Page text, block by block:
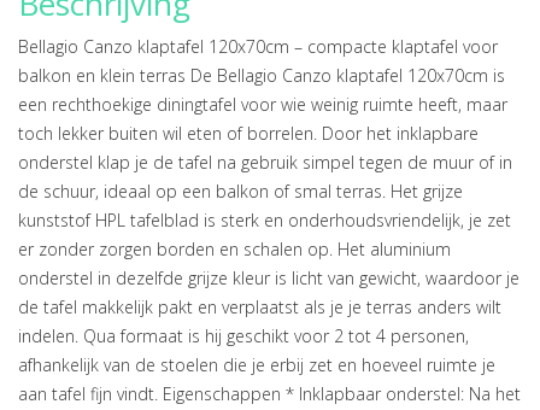
Bellagio Canzo klaptafel 120x70cm – compacte klaptafel voor
balkon en klein terras De Bellagio Canzo klaptafel 120x70cm is
een rechthoekige diningtafel voor wie weinig ruimte heeft, maar
toch lekker buiten wil eten of borrelen. Door het inklapbare
onderstel klap je de tafel na gebruik simpel tegen de muur of in
de schuur, ideaal op een balkon of smal terras. Het grijze
kunststof HPL tafelblad is sterk en onderhoudsvriendelijk, je zet
er zonder zorgen borden en schalen op. Het aluminium
onderstel in dezelfde grijze kleur is licht van gewicht, waardoor je
de tafel makkelijk pakt en verplaatst als je je terras anders wilt
indelen. Qua formaat is hij geschikt voor 2 tot 4 personen,
afhankelijk van de stoelen die je erbij zet en hoeveel ruimte je
aan tafel fijn vindt. Eigenschappen * Inklapbaar onderstel: Na het